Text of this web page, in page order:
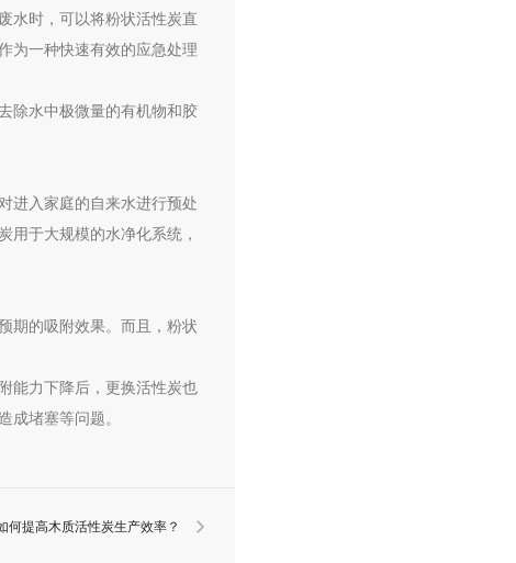
水时，可以将粉状活性炭直
为一种快速有效的应急处理
除水中极微量的有机物和胶
进入家庭的自来水进行预处
用于大规模的水净化系统，
期的吸附效果。而且，粉状
能力下降后，更换活性炭也
成堵塞等问题。
何提高木质活性炭生产效率？